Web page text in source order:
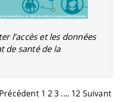
l’accès et les données
de santé de la
Précédent 1 23 .... 12 Suivant